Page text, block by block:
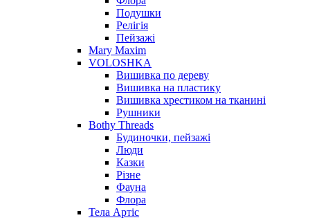
Подушки
Релігія
Пейзажі
Mary Maxim
VOLOSHKA
Вишивка по дереву
Вишивка на пластику
Вишивка хрестиком на тканині
Рушники
Bothy Threads
Будиночки, пейзажі
Люди
Казки
Різне
Фауна
Флора
Тела Артіс